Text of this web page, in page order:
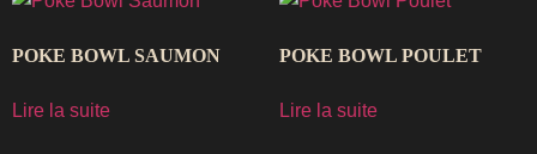
POKE BOWL SAUMON
Lire la suite
POKE BOWL POULET
Lire la suite